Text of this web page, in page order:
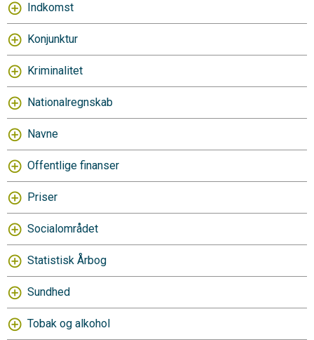
Indkomst
Konjunktur
Kriminalitet
Nationalregnskab
Navne
Offentlige finanser
Priser
Socialområdet
Statistisk Årbog
Sundhed
Tobak og alkohol